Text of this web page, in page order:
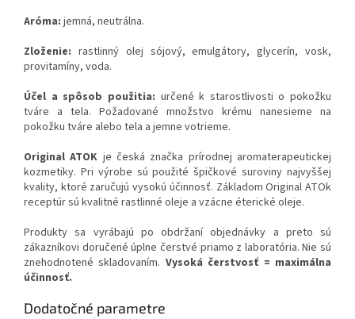
Aróma: jemná, neutrálna.
Zloženie: rastlinný olej sójový, emulgátory, glycerín, vosk,
provitamíny, voda.
Účel a spôsob použitia: určené k starostlivosti o pokožku
tváre a tela. Požadované množstvo krému nanesieme na
pokožku tváre alebo tela a jemne votrieme.
Original ATOK je česká značka prírodnej aromaterapeutickej
kozmetiky. Pri výrobe sú použité špičkové suroviny najvyššej
kvality, ktoré zaručujú vysokú účinnosť. Základom Original ATOk
receptúr sú kvalitné rastlinné oleje a vzácne éterické oleje.
Produkty sa vyrábajú po obdržaní objednávky a preto sú
zákazníkovi doručené úplne čerstvé priamo z laboratória. Nie sú
znehodnotené skladovaním. Vysoká čerstvosť = maximálna
účinnosť.
Dodatočné parametre